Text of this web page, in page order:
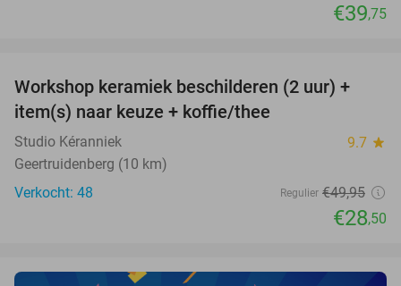
€39,75
43%
Workshop keramiek beschilderen (2 uur) +
item(s) naar keuze + koffie/thee
Studio Kéranniek 9.7 star
Geertruidenberg (10 km)
Verkocht: 48
Regulier €49,95
€28,50